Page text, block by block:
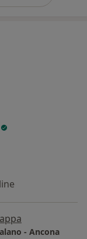
- Ancona